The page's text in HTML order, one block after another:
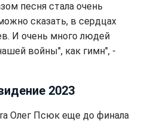
песня стала очень
сказать, в сердцах
И очень много людей
войны", как гимн", -
2023
Олег Псюк еще до финала